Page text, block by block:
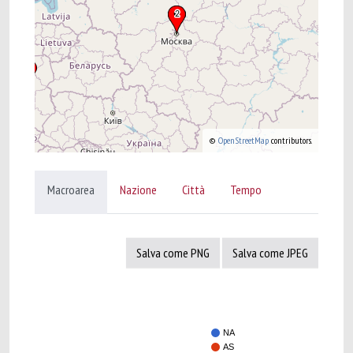
© OpenStreetMap contributors.
Macroarea Nazione Città Tempo
Salva come PNG Salva come JPEG
NA
AS